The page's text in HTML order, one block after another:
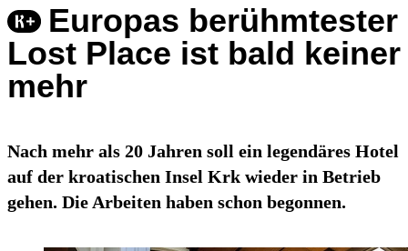
Europas berühmtester
Lost Place ist bald keiner
mehr
Nach mehr als 20 Jahren soll ein legendäres Hotel
auf der kroatischen Insel Krk wieder in Betrieb
gehen. Die Arbeiten haben schon begonnen.